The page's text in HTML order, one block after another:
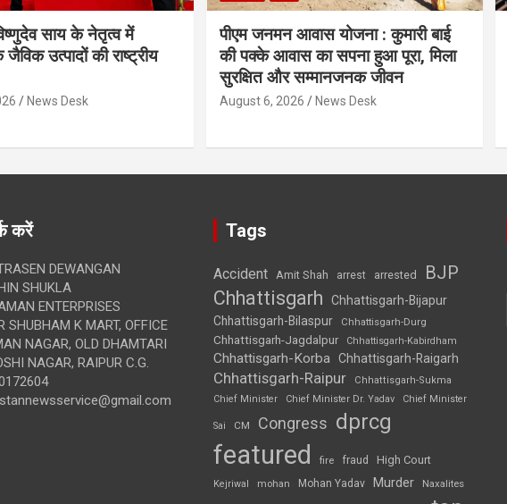
साय के नेतृत्व में
उत्पादों की राष्ट्रीय
News Desk
पीएम जनमन आवास योजना : कुमारी बाई
की पक्के आवास का सपना हुआ पूरा, मिला
सुरक्षित और सम्मानजनक जीवन
August 6, 2026 News Desk
करें
DEWANGAN
SHUKLA
ENTERPRISES
SHUBHAM K MART, OFFICE
NAGAR, OLD DHAMTARI
NAGAR, RAIPUR C.G.
Tags
Accident Amit Shah arrest arrested BJP
Chhattisgarh
Chhattisgarh-Bijapur
Chhattisgarh-Bilaspur
Chhattisgarh-Durg
Chhattisgarh-Jagdalpur Chhattisgarh-Kabirdham
Chhattisgarh-Korba Chhattisgarh-Raigarh
Chhattisgarh-Raipur
Chhattisgarh-Sukma
Chief Minister
Chief Minister Dr. Yadav Chief Minister
Sai CM Congress dprcg
featured fire fraud High Court
Kejriwal mohan Mohan Yadav Murder Naxalites